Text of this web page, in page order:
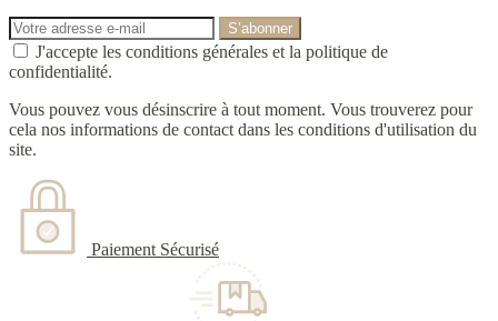
J'accepte les conditions générales et la politique de
confidentialité.
Vous pouvez vous désinscrire à tout moment. Vous trouverez pour
cela nos informations de contact dans les conditions d'utilisation du
site.
Paiement Sécurisé